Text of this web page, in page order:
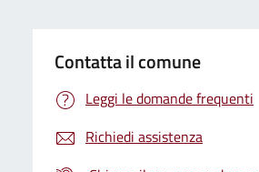
Contatta il comune
Leggi le domande frequenti
Richiedi assistenza